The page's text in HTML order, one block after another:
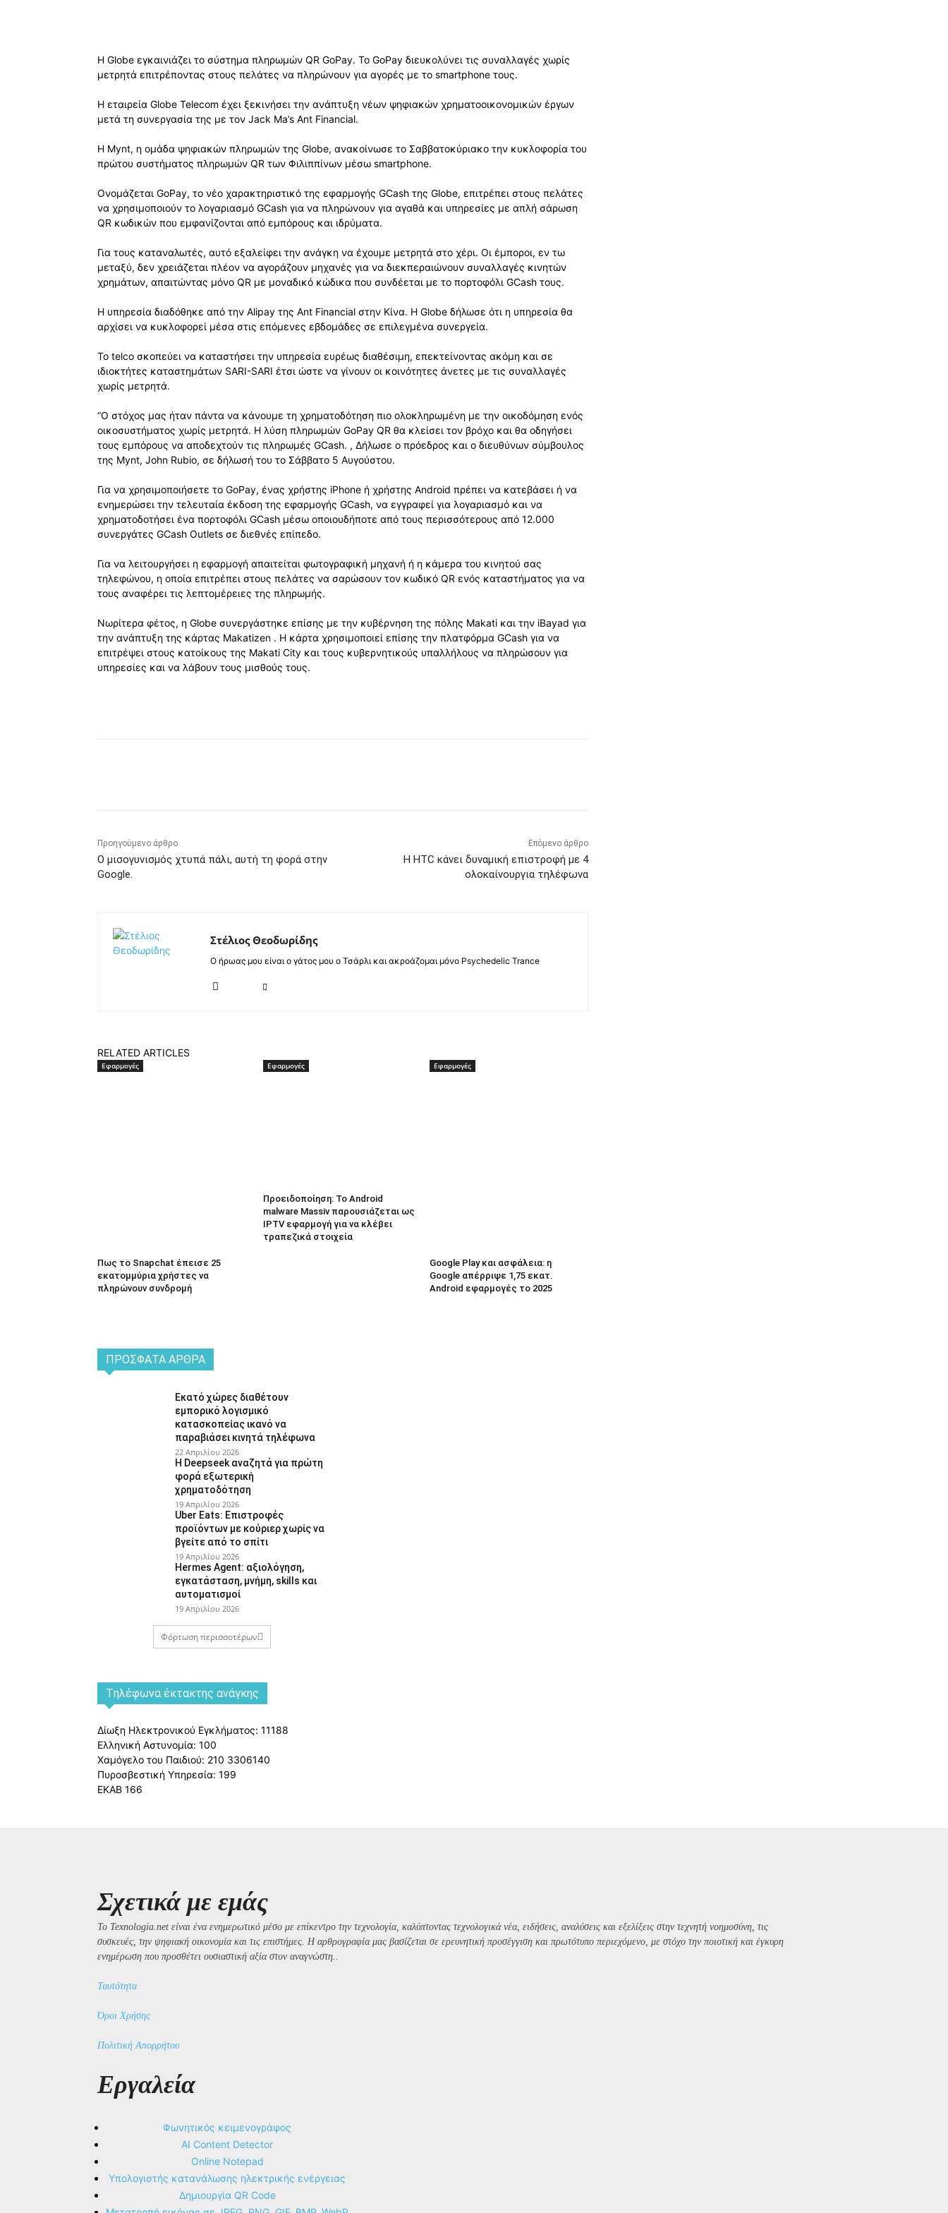
Η Globe εγκαινιάζει το σύστημα πληρωμών QR GoPay. Το GoPay διευκολύνει τις συναλλαγές χωρίς
μετρητά επιτρέποντας στους πελάτες να πληρώνουν για αγορές με το smartphone τους.
Η εταιρεία Globe Telecom έχει ξεκινήσει την ανάπτυξη νέων ψηφιακών χρηματοοικονομικών έργων
μετά τη συνεργασία της με τον Jack Ma’s Ant Financial.
Η Mynt, η ομάδα ψηφιακών πληρωμών της Globe, ανακοίνωσε το Σαββατοκύριακο την κυκλοφορία του
πρώτου συστήματος πληρωμών QR των Φιλιππίνων μέσω smartphone.
Ονομάζεται GoPay, το νέο χαρακτηριστικό της εφαρμογής GCash της Globe, επιτρέπει στους πελάτες
να χρησιμοποιούν το λογαριασμό GCash για να πληρώνουν για αγαθά και υπηρεσίες με απλή σάρωση
QR κωδικών που εμφανίζονται από εμπόρους και ιδρύματα.
Για τους καταναλωτές, αυτό εξαλείφει την ανάγκη να έχουμε μετρητά στο χέρι. Οι έμποροι, εν τω
μεταξύ, δεν χρειάζεται πλέον να αγοράζουν μηχανές για να διεκπεραιώνουν συναλλαγές κινητών
χρημάτων, απαιτώντας μόνο QR με μοναδικό κώδικα που συνδέεται με το πορτοφόλι GCash τους.
Η υπηρεσία διαδόθηκε από την Alipay της Ant Financial στην Κίνα. Η Globe δήλωσε ότι η υπηρεσία θα
αρχίσει να κυκλοφορεί μέσα στις επόμενες εβδομάδες σε επιλεγμένα συνεργεία.
Το telco σκοπεύει να καταστήσει την υπηρεσία ευρέως διαθέσιμη, επεκτείνοντας ακόμη και σε
ιδιοκτήτες καταστημάτων SARI-SARI έτσι ώστε να γίνουν οι κοινότητες άνετες με τις συναλλαγές
χωρίς μετρητά.
“Ο στόχος μας ήταν πάντα να κάνουμε τη χρηματοδότηση πιο ολοκληρωμένη με την οικοδόμηση ενός
οικοσυστήματος χωρίς μετρητά. Η λύση πληρωμών GoPay QR θα κλείσει τον βρόχο και θα οδηγήσει
τους εμπόρους να αποδεχτούν τις πληρωμές GCash. , Δήλωσε ο πρόεδρος και ο διευθύνων σύμβουλος
της Mynt, John Rubio, σε δήλωσή του το Σάββατο 5 Αυγούστου.
Για να χρησιμοποιήσετε το GoPay, ένας χρήστης iPhone ή χρήστης Android πρέπει να κατεβάσει ή να
ενημερώσει την τελευταία έκδοση της εφαρμογής GCash, να εγγραφεί για λογαριασμό και να
χρηματοδοτήσει ένα πορτοφόλι GCash μέσω οποιουδήποτε από τους περισσότερους από 12.000
συνεργάτες GCash Outlets σε διεθνές επίπεδο.
Για να λειτουργήσει η εφαρμογή απαιτείται φωτογραφική μηχανή ή η κάμερα του κινητού σας
τηλεφώνου, η οποία επιτρέπει στους πελάτες να σαρώσουν τον κωδικό QR ενός καταστήματος για να
τους αναφέρει τις λεπτομέρειες της πληρωμής.
Νωρίτερα φέτος, η Globe συνεργάστηκε επίσης με την κυβέρνηση της πόλης Makati και την iBayad για
την ανάπτυξη της κάρτας Makatizen . Η κάρτα χρησιμοποιεί επίσης την πλατφόρμα GCash για να
επιτρέψει στους κατοίκους της Makati City και τους κυβερνητικούς υπαλλήλους να πληρώσουν για
υπηρεσίες και να λάβουν τους μισθούς τους.
Προηγούμενο άρθρο
Ο μισογυνισμός χτυπά πάλι, αυτή τη φορά στην
Google.
Επόμενο άρθρο
Η HTC κάνει δυναμική επιστροφή με 4
ολοκαίνουργια τηλέφωνα
Στέλιος Θεοδωρίδης
Ο ήρωας μου είναι ο γάτος μου ο Τσάρλι και ακροάζομαι μόνο Psychedelic Trance
RELATED ARTICLES
Εφαρμογές
Πως το Snapchat έπεισε 25
εκατομμύρια χρήστες να
πληρώνουν συνδρομή
Εφαρμογές
Προειδοποίηση: Το Android
malware Massiv παρουσιάζεται ως
IPTV εφαρμογή για να κλέβει
τραπεζικά στοιχεία
Εφαρμογές
Google Play και ασφάλεια: η
Google απέρριψε 1,75 εκατ.
Android εφαρμογές το 2025
ΠΡΌΣΦΑΤΑ ΆΡΘΡΑ
Εκατό χώρες διαθέτουν
εμπορικό λογισμικό
κατασκοπείας ικανό να
παραβιάσει κινητά τηλέφωνα
22 Απριλίου 2026
Η Deepseek αναζητά για πρώτη
φορά εξωτερική
χρηματοδότηση
19 Απριλίου 2026
Uber Eats: Επιστροφές
προϊόντων με κούριερ χωρίς να
βγείτε από το σπίτι
19 Απριλίου 2026
Hermes Agent: αξιολόγηση,
εγκατάσταση, μνήμη, skills και
αυτοματισμοί
19 Απριλίου 2026
Φόρτωση περισσοτέρων
Tηλέφωνα έκτακτης ανάγκης
Δίωξη Ηλεκτρονικού Εγκλήματος: 11188
Ελληνική Αστυνομία: 100
Χαμόγελο του Παιδιού: 210 3306140
Πυροσβεστική Υπηρεσία: 199
ΕΚΑΒ 166
Σχετικά με εμάς
Το Texnologia.net είναι ένα ενημερωτικό μέσο με επίκεντρο την τεχνολογία, καλύπτοντας τεχνολογικά νέα, ειδήσεις, αναλύσεις και εξελίξεις στην τεχνητή νοημοσύνη, τις
συσκευές, την ψηφιακή οικονομία και τις επιστήμες. Η αρθρογραφία μας βασίζεται σε ερευνητική προσέγγιση και πρωτότυπο περιεχόμενο, με στόχο την ποιοτική και έγκυρη
ενημέρωση που προσθέτει ουσιαστική αξία στον αναγνώστη..
Ταυτότητα
Όροι Χρήσης
Πολιτική Απορρήτου
Εργαλεία
Φωνητικός κειμενογράφος
AI Content Detector
Online Notepad
Υπολογιστής κατανάλωσης ηλεκτρικής ενέργειας
Δημιουργία QR Code